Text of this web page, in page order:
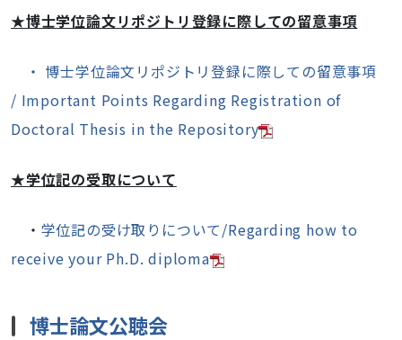
★博士学位論文リポジトリ登録に際しての留意事項
・ 博士学位論文リポジトリ登録に際しての留意事項
/ Important Points Regarding Registration of
Doctoral Thesis in the Repository
★学位記の受取について
・ 学位記の受け取りについて/Regarding how to
receive your Ph.D. diploma
博士論文公聴会